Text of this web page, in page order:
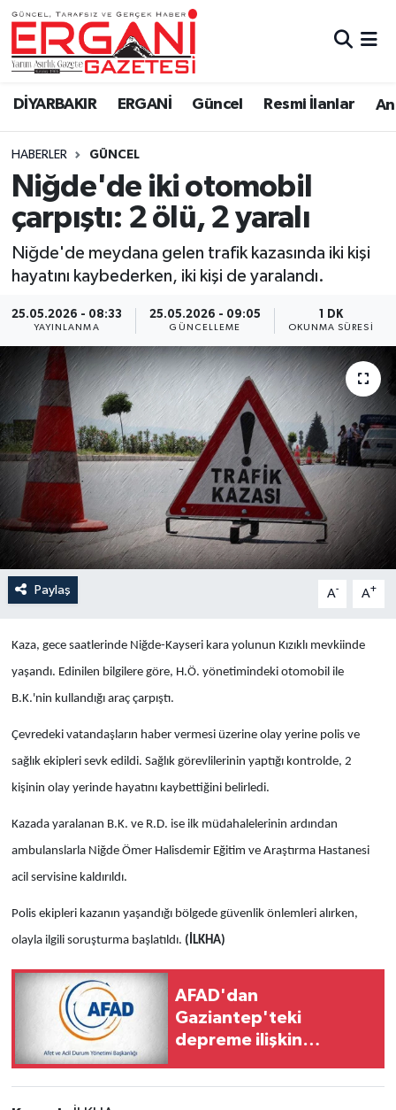
DİYARBAKIR ERGANİ Güncel Resmi İlanlar
HABERLER GÜNCEL
Niğde'de iki otomobil
çarpıştı: 2 ölü, 2 yaralı
Niğde'de meydana gelen trafik kazasında iki kişi
hayatını kaybederken, iki kişi de yaralandı.
25.05.2026 - 08:33
YAYINLANMA
25.05.2026 - 09:05
GÜNCELLEME
1 DK
OKUNMA SÜRESI
Paylaş A- A+
Kaza, gece saatlerinde Niğde-Kayseri kara yolunun Kızıklı mevkiinde
yaşandı. Edinilen bilgilere göre, H.Ö. yönetimindeki otomobil ile
B.K.'nin kullandığı araç çarpıştı.
Çevredeki vatandaşların haber vermesi üzerine olay yerine polis ve
sağlık ekipleri sevk edildi. Sağlık görevlilerinin yaptığı kontrolde, 2
kişinin olay yerinde hayatını kaybettiğini belirledi.
Kazada yaralanan B.K. ve R.D. ise ilk müdahalelerinin ardından
ambulanslarla Niğde Ömer Halisdemir Eğitim ve Araştırma Hastanesi
acil servisine kaldırıldı.
Polis ekipleri kazanın yaşandığı bölgede güvenlik önlemleri alırken,
olayla ilgili soruşturma başlatıldı. (İLKHA)
AFAD'dan
Gaziantep'teki
depreme ilişkin
DİYARBAKIR
BİSMİL
BAĞLAR
ERGANİ
Güncel
Eği̇ti̇m
Resmi İlanlar
Spor
Yaşam
Anali̇z
Bi̇li̇m & Teknoloji̇
Dünya
Eği̇ti̇m
Ergani Nöbetçi Eczaneler
Ergani Hava Durumu
Ergani Trafik Yoğunluk Haritası
Süper Lig Puan Durumu ve Fikstür
Tüm Manşetler